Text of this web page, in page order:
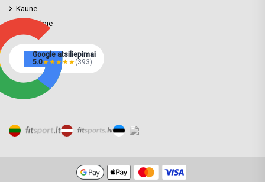
Kaune
Klaipėdoje
Google atsiliepimai
5.0★★★★★(393)